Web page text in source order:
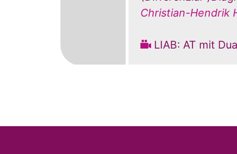
Christian-Hendrik
LIAB: AT mit